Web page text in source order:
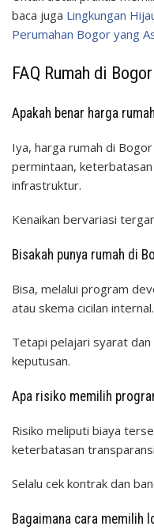
baca juga Lingkungan
Perumahan Bogor yang
FAQ Rumah di
Apakah benar harga
Iya, harga rumah di
permintaan,
infrastruktur.
Kenaikan bervariasi
Bisakah punya rumah di
Bisa, melalui program
atau skema cicilan internal.
Tetapi pelajari syarat
keputusan.
Apa risiko memilih
Risiko meliputi biaya
keterbatasan
Selalu cek kontrak dan
Bagaimana cara memilih